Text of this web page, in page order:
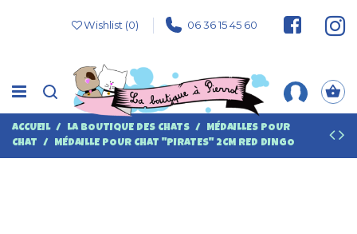
Wishlist (0) 06 36 15 45 60
ACCUEIL LA BOUTIQUE DES CHATS
MÉDAILLES POUR
CHAT
MÉDAILLE POUR CHAT "PIRATES" 2CM RED DINGO